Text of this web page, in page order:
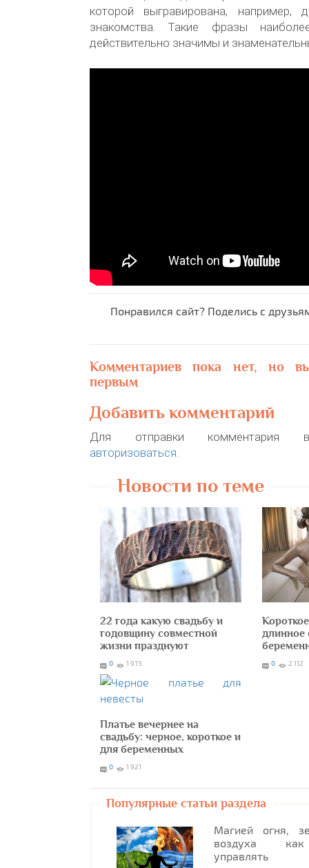
которой выгравирована, например,
знакомства. Такие фразы
действительно значимы и
Понравился сайт? Поделись с
Комментариев пока нет, но
первым
Добавить комментарий
Для отправки комментария
авторизоваться.
Новости по теме
22 года какую свадьбу и
годовщину совместной
жизни празднуют
0 1 973
длинное
0 2 112
Платье вечернее на
свадьбу: черное, короткое и
для беременных
0 1 921
Популярные статьи раздела
Магией огня,
воздуха
управлять